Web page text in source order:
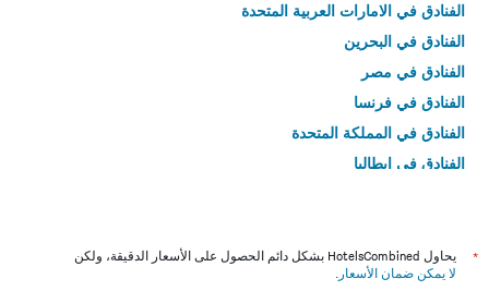
الفنادق في الامارات العربية المتحدة
الفنادق في البحرين
الفنادق في مصر
الفنادق في فرنسا
الفنادق في المملكة المتحدة
الفنادق في إيطاليا
*
يحاول HotelsCombined بشكل دائم الحصول على الأسعار الدقيقة، ولكن
لا يمكن ضمان الأسعار .